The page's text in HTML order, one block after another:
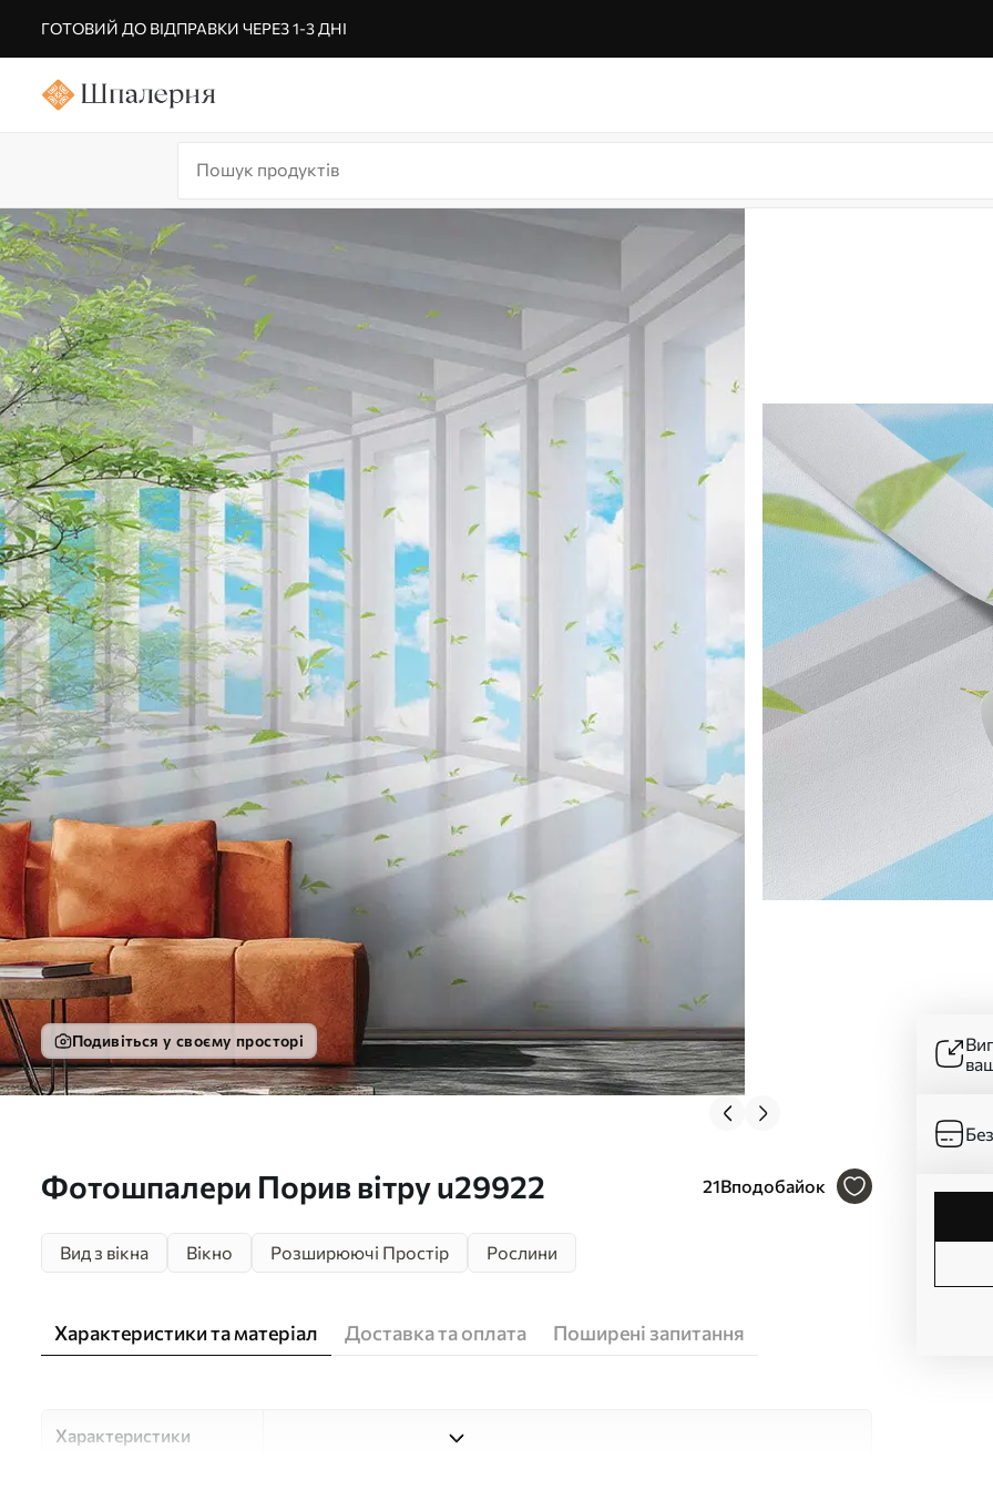
ГОТОВИЙ ДО ВІДПРАВКИ ЧЕРЕЗ 1-3 ДНІ
Подивіться у своєму просторі
Фотошпалери Порив вітру u29922 21Вподобайок
Вид з вікна Вікно Розширюючі Простір Рослини
Характеристики та матеріал Доставка та оплата Поширені запитання
Характеристики